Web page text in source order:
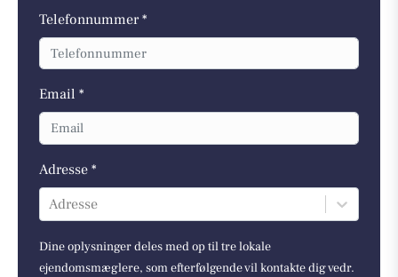
Telefonnummer *
Email *
Adresse *
Adresse
Dine oplysninger deles med op til tre lokale
ejendomsmæglere, som efterfølgende vil kontakte dig vedr.